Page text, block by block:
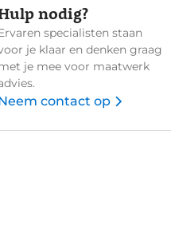
nodig?
specialisten staan
je klaar en denken graag
je mee voor maatwerk
contact op